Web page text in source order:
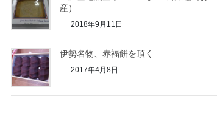
産）
2018年9月11日
伊勢名物、赤福餅を頂く
2017年4月8日